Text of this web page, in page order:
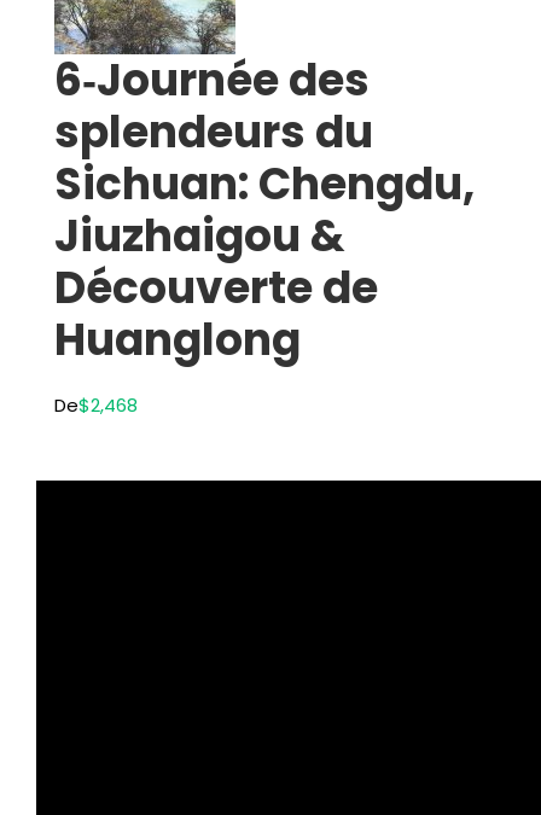
6‑Journée des
splendeurs du
Sichuan: Chengdu,
Jiuzhaigou &
Découverte de
Huanglong
De$2,468